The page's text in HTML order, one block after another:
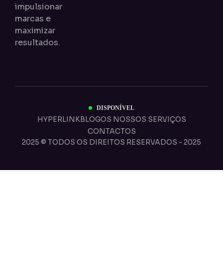
impulsionar
marcas e
maximizar
resultados.
DISPONÍVEL
HYPERLINKBLOGOS NOSSOS SERVIÇOS
CONTACTOS
2025 © TODOS OS DIREITOS RESERVADOS - 2025